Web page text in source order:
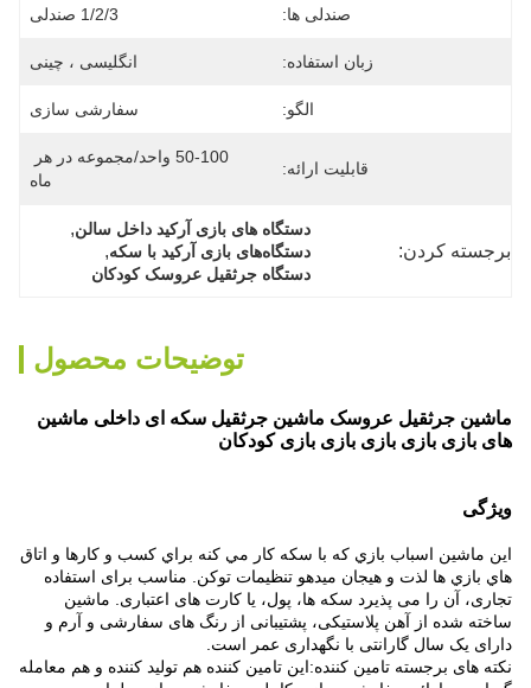
صندلی ها: 1/2/3 صندلی
زبان استفاده: انگلیسی ، چینی
الگو: سفارشی سازی
قابلیت ارائه:
ماه
برجسته کردن:
دستگاه های بازی آرکید داخل سالن,
دستگاه‌های بازی آرکید با سکه ,
دستگاه جرثقیل عروسک کودکان
توضیحات محصول
ماشین جرثقیل عروسک ماشین جرثقیل سکه ای داخلی ماشین
های بازی بازی بازی بازی بازی کودکان
ویژگی
اين ماشين اسباب بازي که با سکه کار مي کنه براي کسب و کارها و اتاق
هاي بازي ها لذت و هیجان ميدهو تنظیمات توکن. مناسب برای استفاده
تجاری، آن را می پذیرد سکه ها، پول، یا کارت های اعتباری. ماشین
ساخته شده از آهن پلاستیکی، پشتیبانی از رنگ های سفارشی و آرم و
دارای یک سال گارانتی با نگهداری عمر است.
نکته های برجسته تامین کننده:این تامین کننده هم تولید کننده و هم معامله